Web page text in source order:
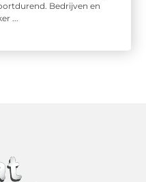
Bedrijven en
...